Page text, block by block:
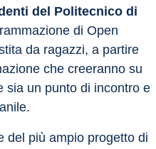
del Politecnico di
di Open
da ragazzi, a partire
che creeranno su
sia un punto di incontro e
del più ampio progetto di